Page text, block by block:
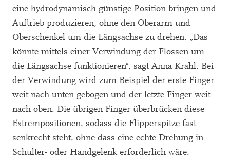
eine hydrodynamisch günstige Position bringen und
Auftrieb produzieren, ohne den Oberarm und
Oberschenkel um die Längsachse zu drehen. „Das
könnte mittels einer Verwindung der Flossen um
die Längsachse funktionieren“, sagt Anna Krahl. Bei
der Verwindung wird zum Beispiel der erste Finger
weit nach unten gebogen und der letzte Finger weit
nach oben. Die übrigen Finger überbrücken diese
Extrempositionen, sodass die Flipperspitze fast
senkrecht steht, ohne dass eine echte Drehung in
Schulter- oder Handgelenk erforderlich wäre.